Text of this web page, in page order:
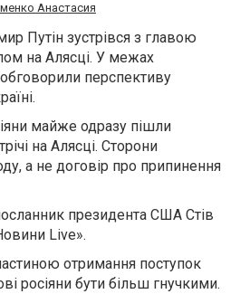
Анастасия
Путін зустрівся з главою
на Алясці. У межах
перспективу
майже одразу пішли
на Алясці. Сторони
а не договір про припинення
президента США Стів
Live».
отримання поступок
росіяни бути більш гнучкими.